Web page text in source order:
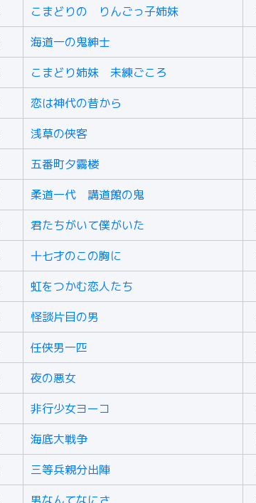
こまどりの りんごっ子姉妹
海道一の鬼紳士
こまどり姉妹 未練ごころ
恋は神代の昔から
浅草の侠客
五番町夕霧楼
柔道一代 講道館の鬼
君たちがいて僕がいた
十七才のこの胸に
虹をつかむ恋人たち
怪談片目の男
任侠男一匹
夜の悪女
非行少女ヨーコ
海底大戦争
三等兵親分出陣